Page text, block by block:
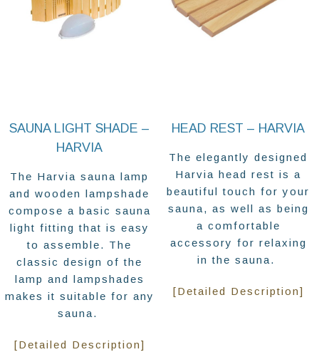
SAUNA LIGHT SHADE –
HARVIA
The Harvia sauna lamp
and wooden lampshade
compose a basic sauna
light fitting that is easy
to assemble. The
classic design of the
lamp and lampshades
makes it suitable for any
sauna.
[Detailed Description]
HEAD REST – HARVIA
The elegantly designed
Harvia head rest is a
beautiful touch for your
sauna, as well as being
a comfortable
accessory for relaxing
in the sauna.
[Detailed Description]